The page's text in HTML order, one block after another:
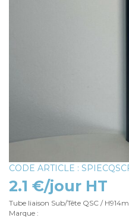
CODE ARTICLE :
2.1 €/jour HT
Tube liaison Sub/Tête QSC /
Marque :